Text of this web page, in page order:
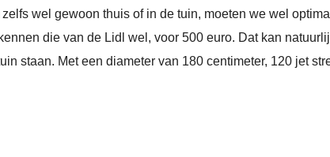
wel gewoon thuis of in de tuin, moeten we wel
die van de Lidl wel, voor 500 euro. Dat kan
staan. Met een diameter van 180 centimeter, 120 jet